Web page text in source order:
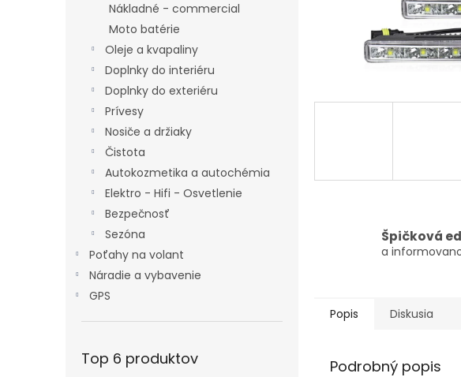
Nákladné - commercial
Moto batérie
Oleje a kvapaliny
Doplnky do interiéru
Doplnky do exteriéru
Prívesy
Nosiče a držiaky
Čistota
Autokozmetika a autochémia
Elektro - Hifi - Osvetlenie
Bezpečnosť
Sezóna
Poťahy na volant
Náradie a vybavenie
GPS
Top 6 produktov
Špičková
a
Popis Diskusia
Podrobný popis